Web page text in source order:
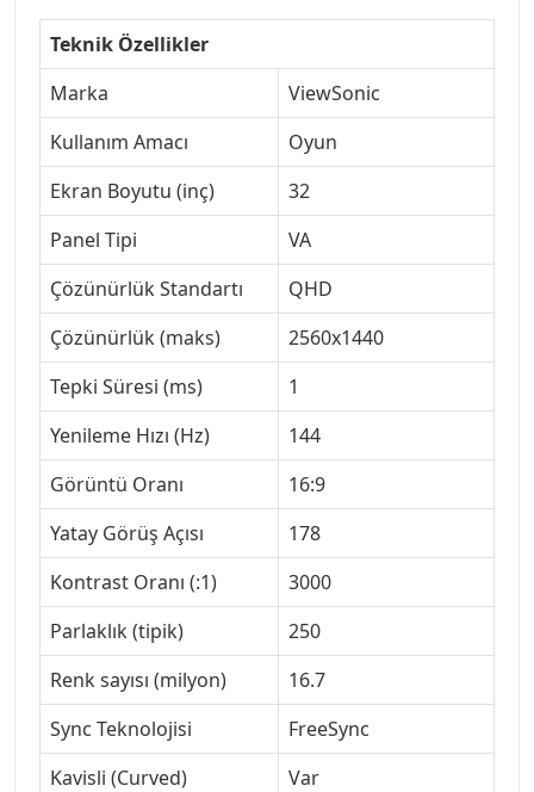
Teknik Özellikler
Marka
ViewSonic
Kullanım Amacı
Oyun
Ekran Boyutu (inç)
32
Panel Tipi
VA
Çözünürlük Standartı
QHD
Çözünürlük (maks)
2560x1440
Tepki Süresi (ms)
1
Yenileme Hızı (Hz)
144
Görüntü Oranı
16:9
Yatay Görüş Açısı
178
Kontrast Oranı (:1)
3000
Parlaklık (tipik)
250
Renk sayısı (milyon)
16.7
Sync Teknolojisi
FreeSync
Kavisli (Curved)
Var